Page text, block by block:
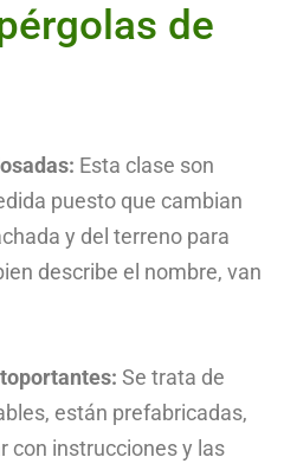
de
Esta clase son
puesto que cambian
y del terreno para
describe el nombre, van
Se trata de
están prefabricadas,
con instrucciones y las